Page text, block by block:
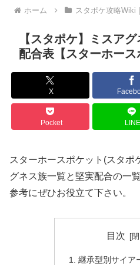
ホーム スタポケ攻略Wiki
【スタポケ】ミスア
配合表【スターホース
X
Pocket LINE
スターホースポケット(スタポ
グネス族一覧と堅実配合の一
参考にぜひお役立て下さい。
目次
継承型別サイア